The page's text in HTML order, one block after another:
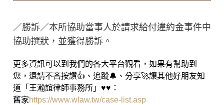
／勝訴／本所協助當事人於請求給付違約金事件中
協助撰狀，並獲得勝訴。
更多資訊可以到我們的各大平台觀看，如果有幫助到
您，還請不吝按讚👍、追蹤🔔、分享🚀讓其他好朋友知
道「王瀚誼律師事務所」♥♥：
舊家https://www.wlaw.tw/case-list.asp